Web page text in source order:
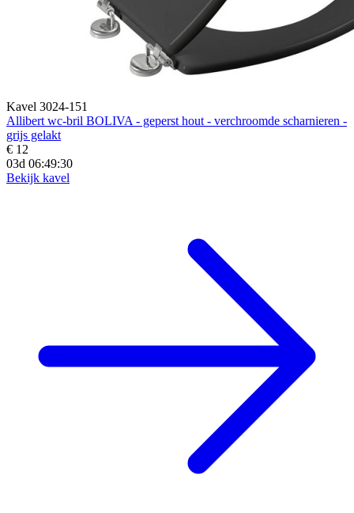
Kavel 3024-151
Allibert wc-bril BOLIVA - geperst hout - verchroomde scharnieren -
grijs gelakt
€ 12
03d 06:49:28
Bekijk kavel